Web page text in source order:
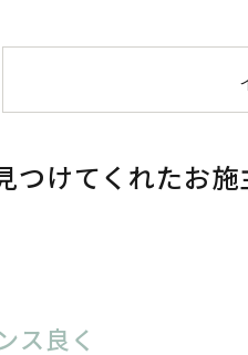
つけてくれたお
ス良く